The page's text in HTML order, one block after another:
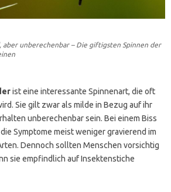
aber unberechenbar – Die giftigsten Spinnen der
ist eine interessante Spinnenart, die oft
Sie gilt zwar als milde in Bezug auf ihr
unberechenbar sein. Bei einem Biss
Symptome meist weniger gravierend im
Dennoch sollten Menschen vorsichtig
sie empfindlich auf Insektenstiche